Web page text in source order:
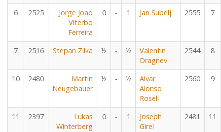
6 2525
Jorge Joao
Viterbo
Ferreira
0 - 1 Jan Subelj 2555 7
7 2516 Stepan Zilka ½ - ½
Valentin
Dragnev
2544 8
10 2480
Martin
Neugebauer
½ - ½
Alvar
Alonso
Rosell
2560 9
11 2397
Lukas
Winterberg
0 - 1
Joseph
Girel
2481 11